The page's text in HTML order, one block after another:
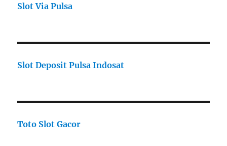
Slot Via Pulsa
Slot Deposit Pulsa Indosat
Toto Slot Gacor